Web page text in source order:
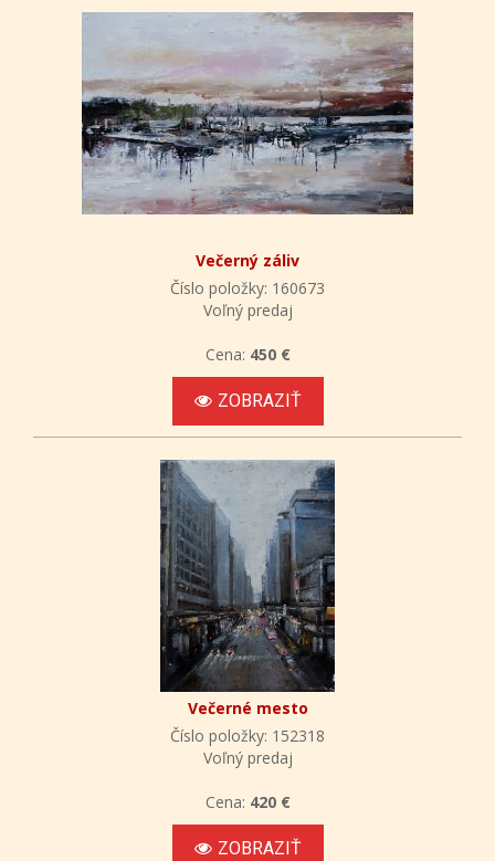
Večerný záliv
Číslo položky: 160673
Voľný predaj
Cena: 450 €
ZOBRAZIŤ
Večerné mesto
Číslo položky: 152318
Voľný predaj
Cena: 420 €
ZOBRAZIŤ